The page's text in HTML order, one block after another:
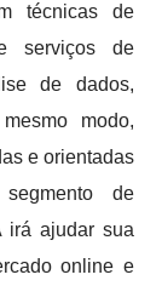
técnicas de
serviços de
de dados,
modo,
e orientadas
de
irá ajudar sua
online e